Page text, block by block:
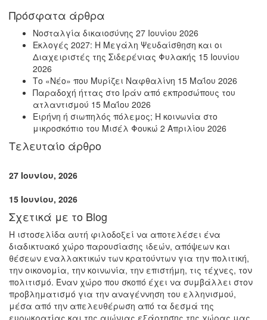
Πρόσφατα άρθρα
Νοσταλγία δικαιοσύνης 27 Ιουνίου 2026
Εκλογές 2027: Η Μεγάλη Ψευδαίσθηση και οι
Διαχειριστές της Σιδερένιας Φυλακής 15 Ιουνίου
2026
Το «Νέο» που Μυρίζει Ναφθαλίνη 15 Μαΐου 2026
Παραδοχή ήττας στο Ιράν από εκπροσώπους του
ατλαντισμού 15 Μαΐου 2026
Ειρήνη ή σιωπηλός πόλεμος; Η κοινωνία στο
μικροσκόπιο του Μισέλ Φουκώ 2 Απριλίου 2026
Τελευταίο άρθρο
27 Ιουνίου, 2026
15 Ιουνίου, 2026
Σχετικά με το Blog
Η ιστοσελίδα αυτή φιλοδοξεί να αποτελέσει ένα
διαδικτυακό χώρο παρουσίασης ιδεών, απόψεων και
θέσεων εναλλακτικών των κρατούντων για την πολιτική,
την οικονομία, την κοινωνία, την επιστήμη, τις τέχνες, τον
πολιτισμό. Έναν χώρο που σκοπό έχει να συμβάλλει στον
προβληματισμό για την αναγέννηση του ελληνισμού,
μέσα από την απελευθέρωση από τα δεσμά της
ευρωκρατίας και της αιώνιας εξάρτησης της χώρας μας